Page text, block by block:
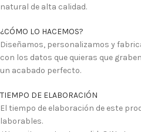
natural de alta calidad.
¿CÓMO LO HACEMOS?
Diseñamos, personalizamos y
con los datos que quieras que
un acabado perfecto.
TIEMPO DE ELABORACIÓN
El tiempo de elaboración de este
laborables.